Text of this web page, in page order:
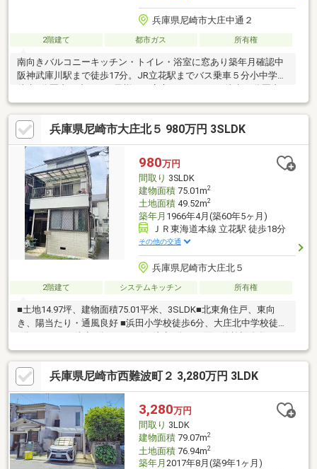
兵庫県尼崎市大庄中通２
2階建て 都市ガス 所有権
南向きバルコニーキッチン・トイレ・浴室に窓あり築年月確認中
阪神武庫川駅まで徒歩17分。JR立花駅までバス乗車５分小中学校
■ 90店舗以上のFUKUYAネットワークでサポートいたします！
■■ 家を買うとき・売るときは福屋不動産販売塚口店にお任せく
ださい。 ■■ 皆様のご来店を塚口店スタッフ一同心よりお待ち
申し上げます。 ■
兵庫県尼崎市大庄北５ 980万円 3SLDK
980万円
間取り 3SLDK
建物面積75.01m2
土地面積49.52m2
築年月 1966年4月(築60年5ヶ月)
ＪＲ東海道本線 立花駅 徒歩18分
その他の交通
兵庫県尼崎市大庄北５
2階建て システムキッチン 所有権
■土地14.97坪、建物面積75.01平米、3SLDK■北東角住戸、東向
き、陽当たり・通風良好 ■浜田小学校徒歩6分、大庄北中学校徒歩
7分■スーパー徒歩4分、コンビ二徒歩8分、お買い物施設多数あり
■生活施設が徒歩圏内にあり便利な立地75.01平米程の建物面積で
スペースも十分。使い方も様々な、サービスルーム付き3SLDK物
件です。出窓スペースを有効に使うと、素敵な空間に早変わりし
ます。価格は980万円です。日常生活で利用頻度の高い水回りだ
からこそ、使い勝手のいいシステムキッチンを選んでみません
か。光をたくさん取り入れられる2面採光なので、長時間明かりが
入ってきます。
兵庫県尼崎市西難波町２ 3,280万円 3LDK
3,280万円
間取り 3LDK
建物面積79.07m2
土地面積76.94m2
築年月 2017年8月(築9年1ヶ月)